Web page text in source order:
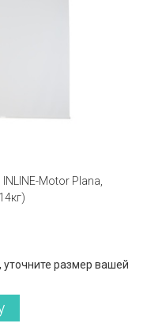
Motor Plana,
размер вашей